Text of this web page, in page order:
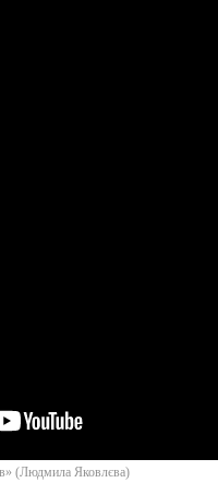
(Людмила Яковлєва)